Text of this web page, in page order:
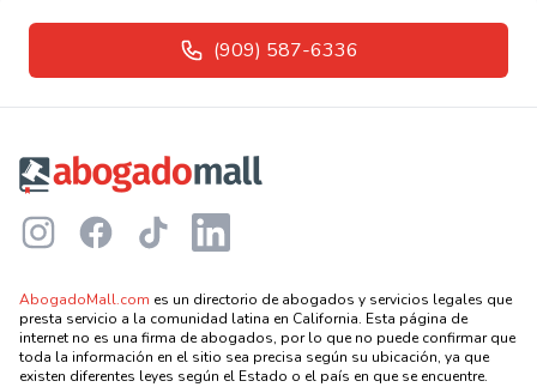
(909) 587-6336
InstagramFacebookTikTok LinkedIn
AbogadoMall.com es un directorio de abogados y servicios legales que
presta servicio a la comunidad latina en California. Esta página de
internet no es una firma de abogados, por lo que no puede confirmar que
toda la información en el sitio sea precisa según su ubicación, ya que
existen diferentes leyes según el Estado o el país en que se encuentre.